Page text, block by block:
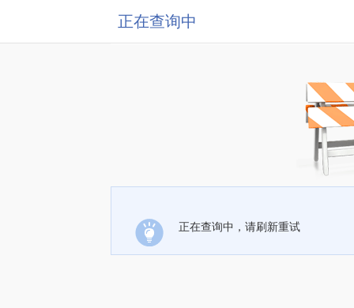
正在查询中
正在查询中，请刷新重试